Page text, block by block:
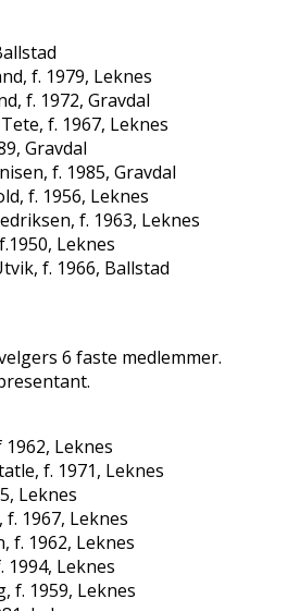
f. 1979, Leknes
f. 1972, Gravdal
f. 1967, Leknes
Gravdal
f. 1985, Gravdal
f. 1956, Leknes
f. 1963, Leknes
Leknes
f. 1966, Ballstad
6 faste medlemmer.
Leknes
f. 1971, Leknes
Leknes
1967, Leknes
f. 1962, Leknes
1994, Leknes
f. 1959, Leknes